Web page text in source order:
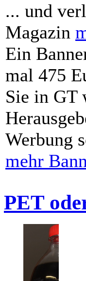
... und
Magazin
Ein
mal 475
Sie in GT
Werbung
mehr
PET